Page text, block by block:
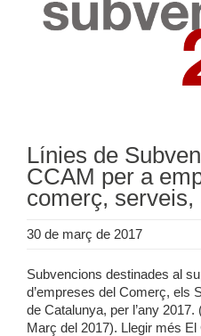
Línies de
CCAM per a
comerç,
30 de març de 2017
Subvencions destinades al
d’empreses del Comerç, els
de Catalunya, per l’any
Març del 2017). Llegir més